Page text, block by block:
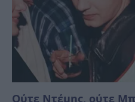
Ούτε Ντέμης, ούτε